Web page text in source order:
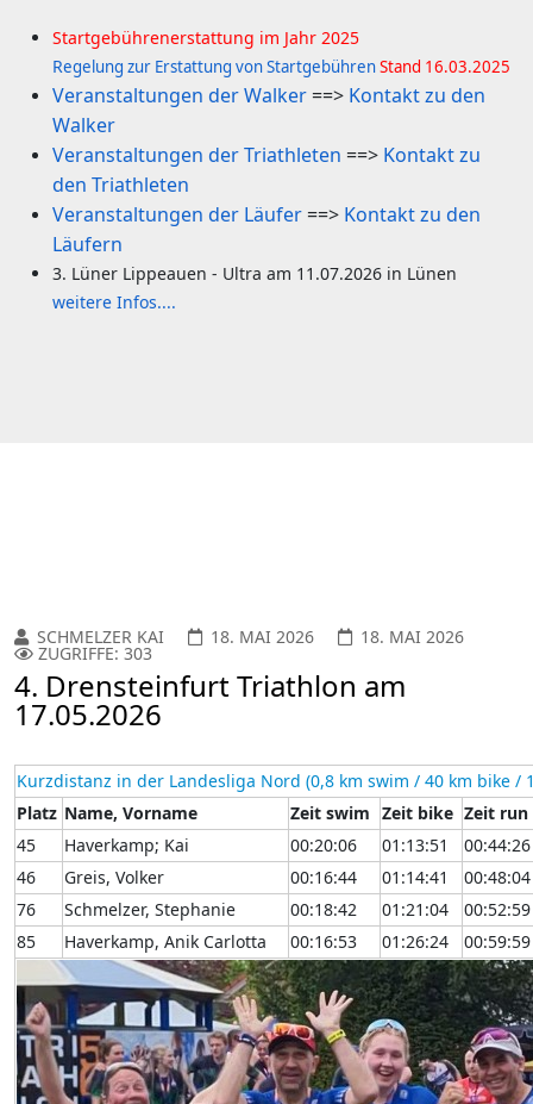
Startgebührenerstattung im Jahr 2025
Regelung zur Erstattung von StartgebührenStand 16.03.2025
Veranstaltungen der Walker==> Kontakt zu den
Walker
Veranstaltungen der Triathleten ==> Kontakt zu
den Triathleten
Veranstaltungen der Läufer==> Kontakt zu den
Läufern
3. Lüner Lippeauen - Ultra am 11.07.2026 in Lünen
weitere Infos....
SCHMELZER KAI 18. MAI 2026 18. MAI 2026
ZUGRIFFE: 303
4. Drensteinfurt Triathlon am
17.05.2026
Kurzdistanz in der Landesliga Nord (0,8 km swim / 40 km bike /
Platz Name, Vorname Zeit swim Zeit bike Zeit run
45
Haverkamp; Kai 00:20:06 01:13:51
00:44:26
46
Greis, Volker 00:16:44 01:14:41
00:48:04
76
Schmelzer, Stephanie 00:18:42 01:21:04
00:52:59
85
Haverkamp, Anik Carlotta 00:16:53 01:26:24 00:59:59